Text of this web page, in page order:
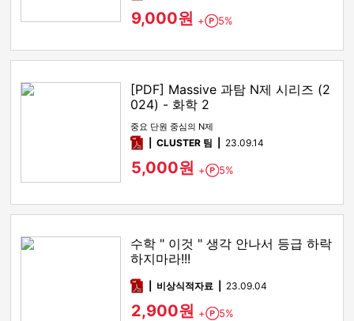
9,000원 + Point
5%
[PDF] Massive 과탐 N제 시리즈 (2
024) - 화학 2
중요 단원 중심의 N제
pdfCLUSTER 팀 23.09.14
5,000원 + Point
5%
수학 " 이것 " 생각 안나서 등급 하락
하지마라!!!
pdf비상식적자료 23.09.04
2,900원 + Point
5%